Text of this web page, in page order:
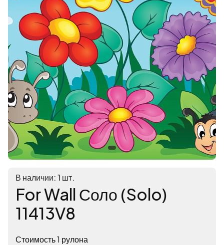
В наличии: 1 шт.
For Wall Соло (Solo)
11413V8
Стоимость 1 рулона